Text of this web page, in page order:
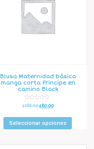
Blusa Maternidad básica
manga corta Principe en
camino Black
V
a
o
r
a
d
n
$155.00$80.00
Seleccionar opciones